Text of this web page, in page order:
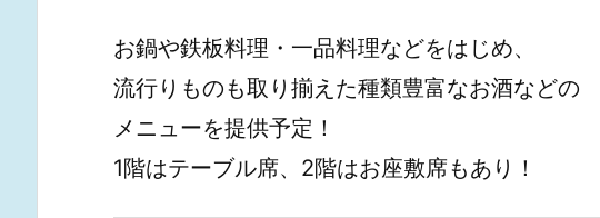
お鍋や鉄板料理・一品料理などをはじめ、
流行りものも取り揃えた種類豊富なお酒などの
メニューを提供予定！
1階はテーブル席、2階はお座敷席もあり！